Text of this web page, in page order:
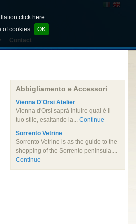
click here.
of cookies
OK
Contact
Abbigliamento e Accessori
Vienna D'Orsi Atelier
Vienna d'Orsi saprà intuire qual è il
tuo stile, esaltando la... Continue
Sorrento Vetrine
Sorrento Vetrine is as the guide to the
shopping of the Sorrento peninsula....
Continue